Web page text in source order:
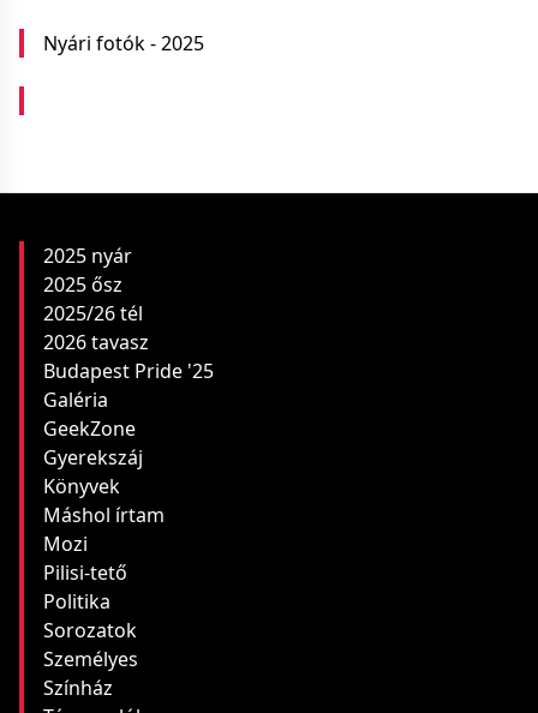
Nyári fotók - 2025
2025 nyár
2025 ősz
2025/26 tél
2026 tavasz
Budapest Pride '25
Galéria
GeekZone
Gyerekszáj
Könyvek
Máshol írtam
Mozi
Pilisi-tető
Politika
Sorozatok
Személyes
Színház